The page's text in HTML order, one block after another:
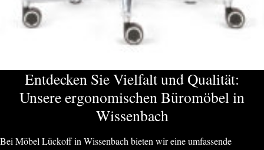
Entdecken Sie Vielfalt und Qualität:
Unsere ergonomischen Büromöbel in
Wissenbach
Bei Möbel Lückoff in Wissenbach bieten wir eine umfassende